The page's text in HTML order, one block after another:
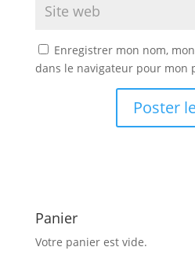
Enregistrer mon nom,
dans le navigateur pour mon
Panier
Votre panier est vide.